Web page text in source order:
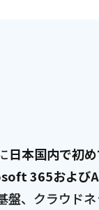
日本国内で初
365および
、クラウドネ